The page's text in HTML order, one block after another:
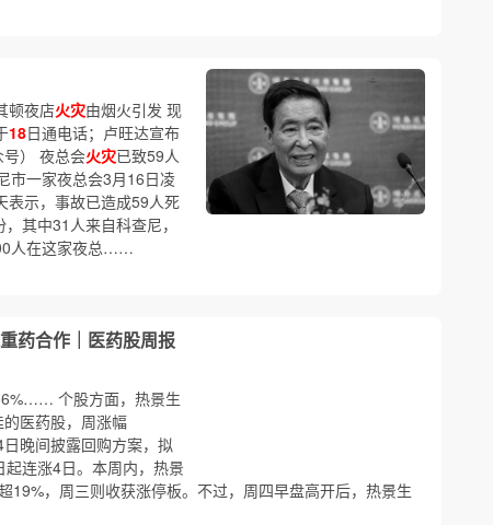
顿夜店火灾由烟火引发 现
18日通电话；卢旺达宣布
） 夜总会火灾已致59人
市一家夜总会3月16日凌
表示，事故已造成59人死
其中31人来自科查尼，
人在这家夜总……
药合作｜医药股周报
个股方面，热景生
医药股，周涨幅
日晚间披露回购方案，拟
起连涨4日。本周内，热景
19%，周三则收获涨停板。不过，周四早盘高开后，热景生